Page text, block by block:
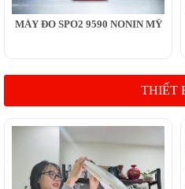
MÁY ĐO SPO2 9590 NONIN MỸ
THIẾT